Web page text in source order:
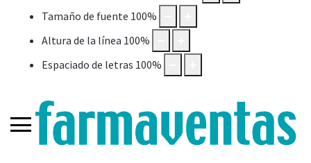
Tamaño de fuente 100%
Altura de la línea 100%
Espaciado de letras 100%